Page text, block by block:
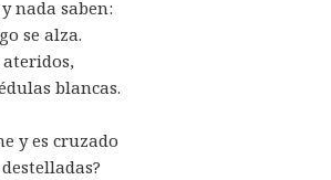
nada saben:
se alza.
ateridos,
blancas.
y es cruzado